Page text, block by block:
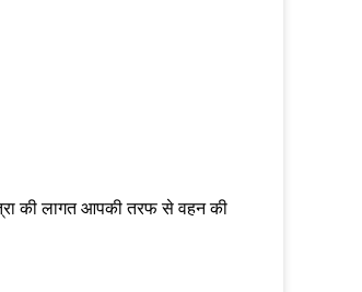
की लागत आपकी तरफ से वहन की